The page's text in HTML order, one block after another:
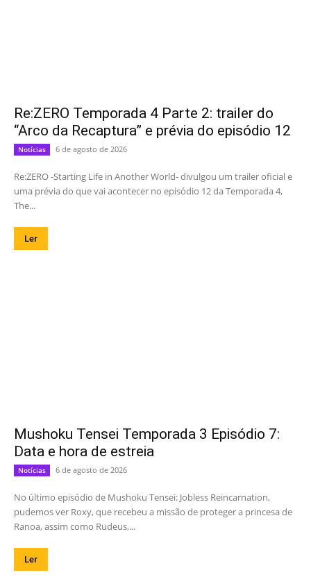
Re:ZERO Temporada 4 Parte 2: trailer do
“Arco da Recaptura” e prévia do episódio 12
Notícias 6 de agosto de 2026
Re:ZERO -Starting Life in Another World- divulgou um trailer oficial e
uma prévia do que vai acontecer no episódio 12 da Temporada 4,
The...
Ler
Mushoku Tensei Temporada 3 Episódio 7:
Data e hora de estreia
Notícias 6 de agosto de 2026
No último episódio de Mushoku Tensei: Jobless Reincarnation,
pudemos ver Roxy, que recebeu a missão de proteger a princesa de
Ranoa, assim como Rudeus,...
Ler